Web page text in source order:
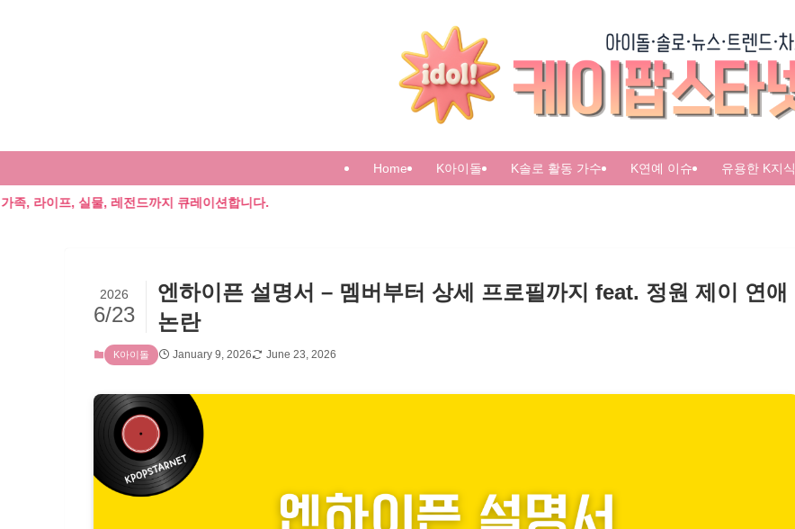
Home K아이돌 K솔로 활동 가수 K연예 이슈 유용한 K지식
, 레전드까지 큐레이션합니다.
엔하이픈 설명서 – 멤버부터 상세 프로필까지 feat. 정원 제이 연애
논란
2026
6/23
K아이돌 January 9, 2026 June 23, 2026